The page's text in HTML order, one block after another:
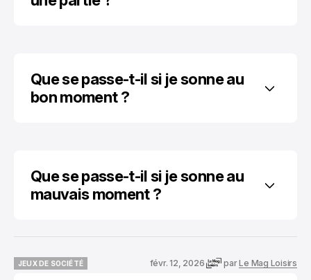
Que se passe-t-il si je sonne au
bon moment ?
Que se passe-t-il si je sonne au
mauvais moment ?
JEUX DE SOCIÉTÉ
févr. 12, 2026 parLe Mag Loisirs